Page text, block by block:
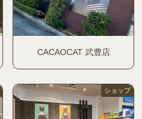
CACAOCAT 武豊店
ショップ